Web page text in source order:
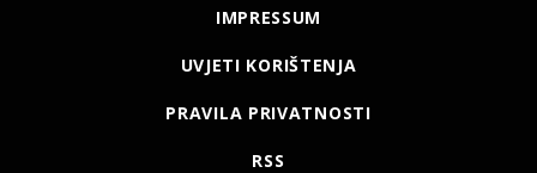
IMPRESSUM
UVJETI KORIŠTENJA
PRAVILA PRIVATNOSTI
RSS